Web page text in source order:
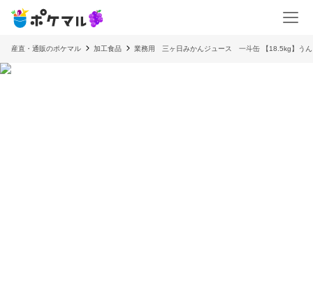
産直・通販のポケマル 加工食品 業務用 三ヶ日みかんジュース 一斗缶 【18.5kg】う